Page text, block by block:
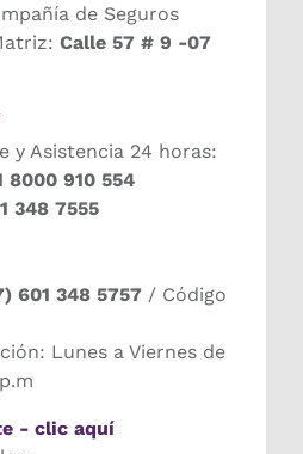
de Seguros
Calle 57 # 9 -07
y Asistencia 24 horas:
8000 910 554
348 7555
601 348 5757 / Código
Lunes a Viernes de
- clic aquí